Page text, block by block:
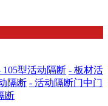
105型活动隔断 - 板材活
隔断 - 活动隔断门中门
断